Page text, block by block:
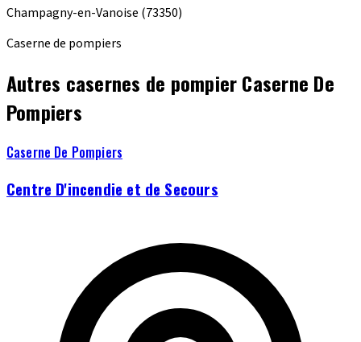
Champagny-en-Vanoise (73350)
Caserne de pompiers
Autres casernes de pompier Caserne De
Pompiers
Caserne De Pompiers
Centre D'incendie et de Secours